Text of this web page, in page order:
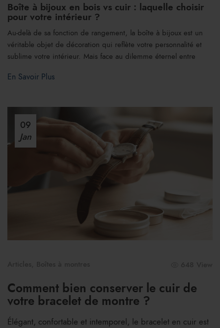
Boîte à bijoux en bois vs cuir : laquelle choisir
pour votre intérieur ?
Au-delà de sa fonction de rangement, la boîte à bijoux est un
véritable objet de décoration qui reflète votre personnalité et
sublime votre intérieur. Mais face au dilemme éternel entre
En Savoir Plus
09
Jan
Comment bien conserver le cuir de
votre bracelet de montre ?
Élégant, confortable et intemporel, le bracelet en cuir est